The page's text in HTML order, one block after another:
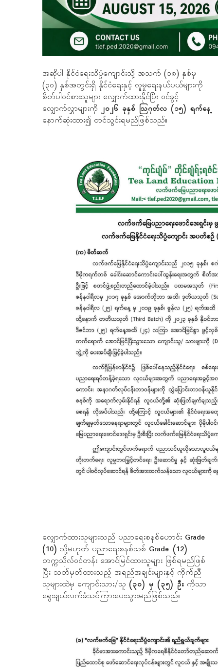
အဆိုပါ နိုင်ငံရေးသိပ္ပံကျောင်းသို့ အသက် (၁၈) နှစ်မှ
(၃၀) နှစ်အတွင်းရှိ နိုင်ငံရေးနှင့် လူမှုရေးနယ်ပယ်များကို
စိတ်ပါဝင်စားသူများ လျှောက်ထားနိုင်ပြီး ဝင်ခွင့်
လျှောက်လွှာများကို ၂၀၂၆ ခုနှစ် ဩဂုတ်လ (၁၅) ရက်နေ့
နောက်ဆုံးထား၍ တင်သွင်းရမည်ဖြစ်သည်။
လျှောက်ထားသူများသည် ပညာရေးစနစ်ဟောင်း Grade
(10) သို့မဟုတ် ပညာရေးစနစ်သစ် Grade (12)
တက္ကသိုလ်ဝင်တန်း အောင်မြင်ထားသူများ ဖြစ်ရမည်ဖြစ်
ပြီး သတ်မှတ်ထားသည့် အရည်အချင်းများနှင့် ကိုက်ညီ
သူများထဲမှ ကျောင်းသား/သူ (၃၀) မှ (၃၅) ဦးကိုသာ
ရွေးချယ်လက်ခံသင်ကြားပေးသွားမည်ဖြစ်သည်။